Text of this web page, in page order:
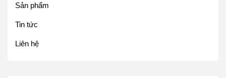
Sản phẩm
Tin tức
Liên hệ